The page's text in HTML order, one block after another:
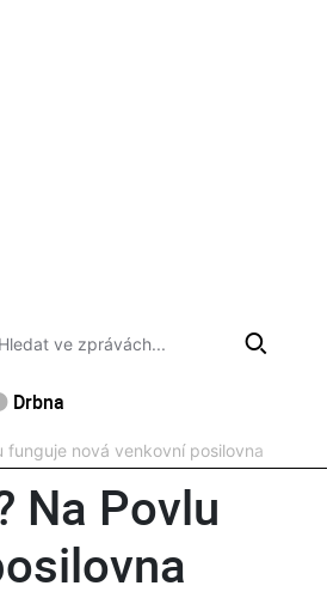
Drbna
nová venkovní posilovna
Na Povlu